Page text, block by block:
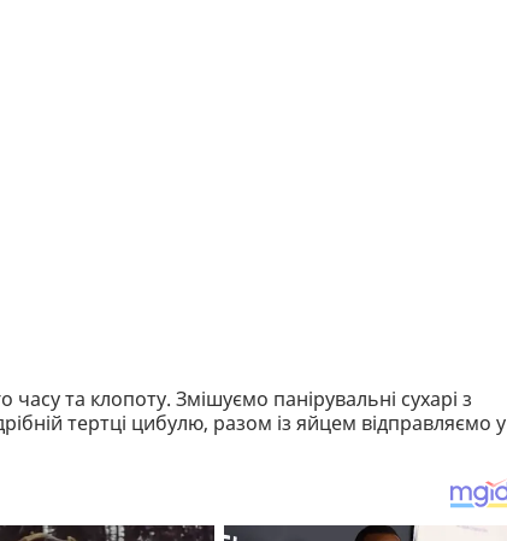
та клопоту. Змішуємо панірувальні сухарі з
тертці цибулю, разом із яйцем відправляємо у